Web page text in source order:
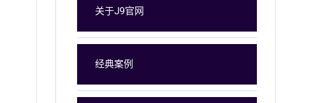
关于J9官网
经典案例